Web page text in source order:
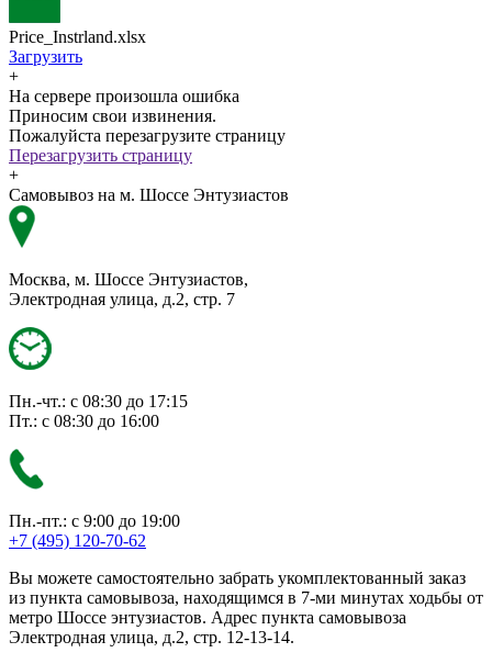
Price_Instrland.xlsx
Загрузить
+
На сервере произошла ошибка
Приносим свои извинения.
Пожалуйста перезагрузите страницу
Перезагрузить страницу
+
Самовывоз на м. Шоссе Энтузиастов
Москва, м. Шоссе Энтузиастов,
Электродная улица, д.2, стр. 7
Пн.-чт.: с 08:30 до 17:15
Пт.: с 08:30 до 16:00
Пн.-пт.: с 9:00 до 19:00
+7 (495) 120-70-62
Вы можете самостоятельно забрать укомплектованный заказ
из пункта самовывоза, находящимся в 7-ми минутах ходьбы от
метро Шоссе энтузиастов. Адрес пункта самовывоза
Электродная улица, д.2, стр. 12-13-14.